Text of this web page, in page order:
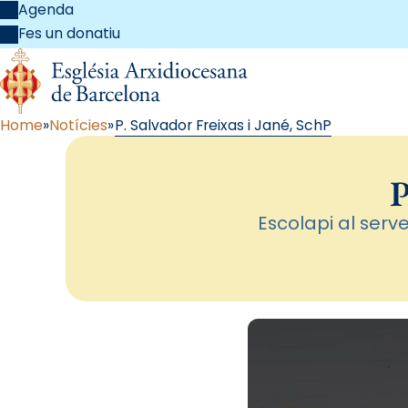
Agenda
Fes un donatiu
Home Notícies P. Salvador Freixas i Jané, SchP
Escolapi al